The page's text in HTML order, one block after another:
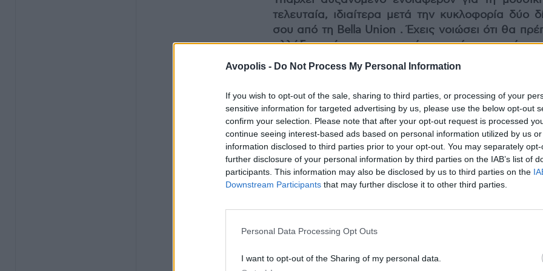
Avopolis - Do Not Process My Personal Information
If you wish to opt-out of the sale, sharing to third parties, or processing of your
sensitive information for targeted advertising by us, please use the below opt-out
confirm your selection. Please note that after your opt-out request is processed
continue seeing interest-based ads based on personal information utilized by us
information disclosed to third parties prior to your opt-out. You may separately
further disclosure of your personal information by third parties on the IAB’s list of
participants. This information may also be disclosed by us to third parties on the
Downstream Participants that may further disclose it to other third parties.
Personal Data Processing Opt Outs
I want to opt-out of the Sharing of my personal data.
τελευταία, ιδιαίτερα μετά την κυκλοφορία δύο
σου από τη Bella Union . Έχεις νοιώσει ότι θα
αλλάξεις κάτι στη μουσική σου μόνο και μόνο
απευθυνθείς σ’ ένα ευρύτερο ακροατήριο;
Όχι, απλά γράφω τραγούδια κι αν πολλοί
αγκαλιάσουν, αυτό μου αρκεί! Αλλά ποτέ δεν
να κάνω «προσιτά» τραγούδια. Γράφω μόνο
έρχεται απ’ την καρδιά μου, και είναι
άλλοι άνθρωποι μπορούν να βρουν κάποιο
αυτά.
Επιπρόσθετα στην παραπάνω ερώτηση, φοβάσαι
μεγάλη δισκογραφική εταιρία όπως εκείνη
και να απαιτήσει από εσένα να